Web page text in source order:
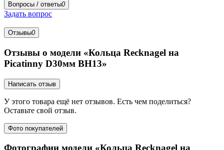
Вопросы / ответы0
Задать вопрос
Отзывы0
Отзывы о модели «Кольца Recknagel на
Picatinny D30мм BH13»
Написать отзыв
У этого товара ещё нет отзывов. Есть чем поделиться?
Оставьте свой отзыв.
Фото покупателей
Фотографии модели «Кольца Recknagel на